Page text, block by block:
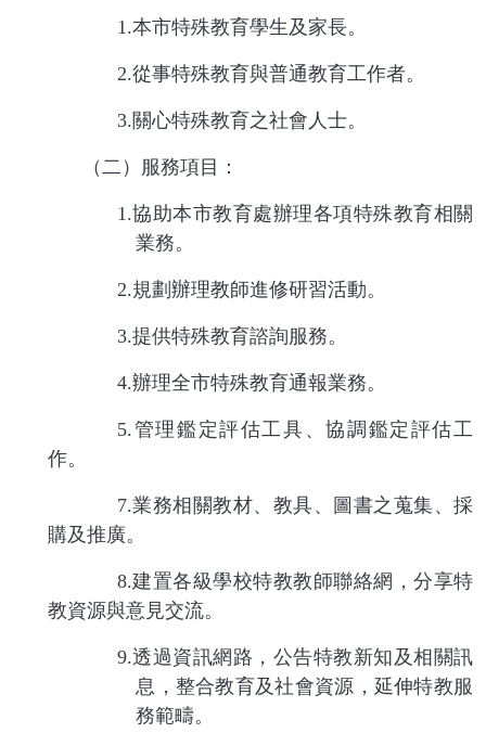
1.本市特殊教育學生及家長。
2.從事特殊教育與普通教育工作者。
3.關心特殊教育之社會人士。
（二）服務項目：
1.協助本市教育處辦理各項特殊教育相關
業務。
2.規劃辦理教師進修研習活動。
3.提供特殊教育諮詢服務。
4.辦理全市特殊教育通報業務。
5.管理鑑定評估工具、協調鑑定評估工
作。
7.業務相關教材、教具、圖書之蒐集、採
購及推廣。
8.建置各級學校特教教師聯絡網，分享特
教資源與意見交流。
9.透過資訊網路，公告特教新知及相關訊
息，整合教育及社會資源，延伸特教服
務範疇。